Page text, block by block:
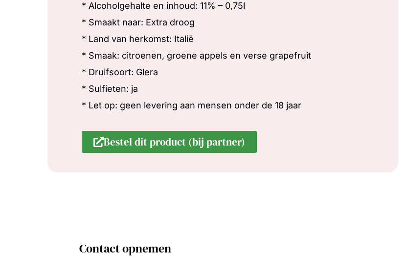
* Alcoholgehalte en inhoud: 11% – 0,75l
* Smaakt naar: Extra droog
* Land van herkomst: Italië
* Smaak: citroenen, groene appels en verse grapefruit
* Druifsoort: Glera
* Sulfieten: ja
* Let op: geen levering aan mensen onder de 18 jaar
Bestel dit product (bij partner)
Contact opnemen